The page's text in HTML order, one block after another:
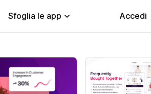
Sfoglia le app Accedi